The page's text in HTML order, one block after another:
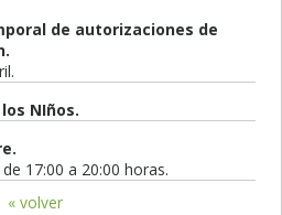
de autorizaciones de
NIños.
17:00 a 20:00 horas.
« volver